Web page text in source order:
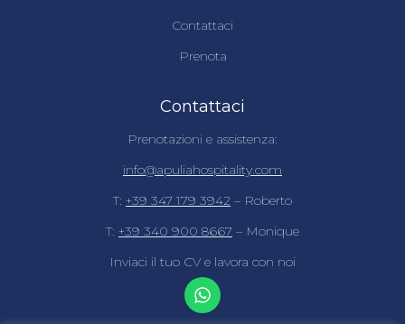
Contattaci
Prenota
Contattaci
Prenotazioni e assistenza:
info@apuliahospitality.com
T: +39 347 179 3942 – Roberto
T: +39 340 900 8667 – Monique
Inviaci il tuo CV e lavora con noi